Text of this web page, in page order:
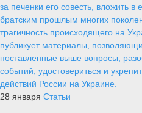
за печенки его совесть, вложить
братским прошлым многих
трагичность происходящего на
публикует материалы,
поставленные выше вопросы,
событий, удостовериться и
действий России на Украине.
28 января Статьи